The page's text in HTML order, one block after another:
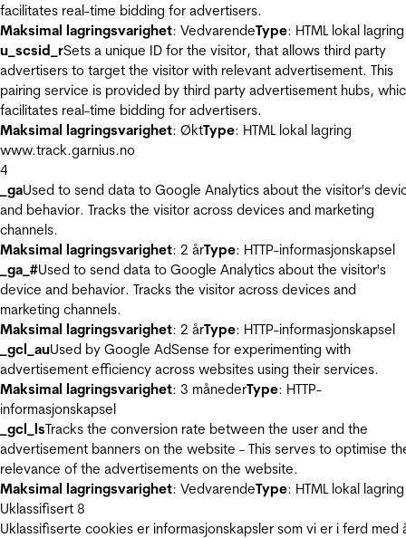
facilitates real-time bidding for advertisers.
Maksimal lagringsvarighet: VedvarendeType: HTML lokal lagring
u_scsid_rSets a unique ID for the visitor, that allows third party
advertisers to target the visitor with relevant advertisement. This
pairing service is provided by third party advertisement hubs,
facilitates real-time bidding for advertisers.
Maksimal lagringsvarighet: ØktType: HTML lokal lagring
www.track.garnius.no
4
_gaUsed to send data to Google Analytics about the visitor's
and behavior. Tracks the visitor across devices and marketing
channels.
Maksimal lagringsvarighet: 2 årType: HTTP-informasjonskapsel
_ga_#Used to send data to Google Analytics about the visitor's
device and behavior. Tracks the visitor across devices and
marketing channels.
Maksimal lagringsvarighet: 2 årType: HTTP-informasjonskapsel
_gcl_auUsed by Google AdSense for experimenting with
advertisement efficiency across websites using their services.
Maksimal lagringsvarighet: 3 månederType: HTTP-
informasjonskapsel
_gcl_lsTracks the conversion rate between the user and the
advertisement banners on the website - This serves to optimise
relevance of the advertisements on the website.
Maksimal lagringsvarighet: VedvarendeType: HTML lokal lagring
Uklassifisert 8
Uklassifiserte cookies er informasjonskapsler som vi er i ferd med